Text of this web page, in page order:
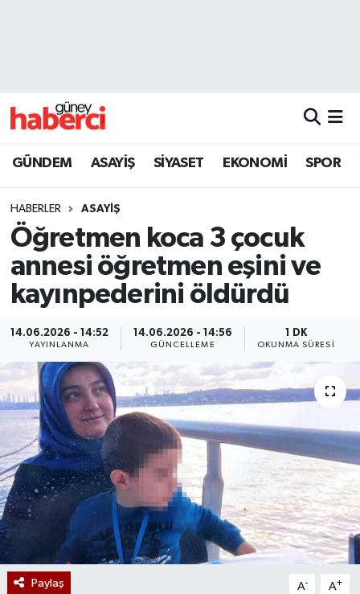
GÜNDEM ASAYİŞ SİYASET EKONOMİ SPOR
HABERLER ASAYİŞ
Öğretmen koca 3 çocuk
annesi öğretmen eşini ve
kayınpederini öldürdü
14.06.2026 - 14:52
YAYINLANMA
14.06.2026 - 14:56
GÜNCELLEME
1 DK
OKUNMA SÜRESI
Paylaş A- A+
Beyoğlu Trafik Yoğunluk Haritası
Son Dakika Haberleri
Haber Arşivi